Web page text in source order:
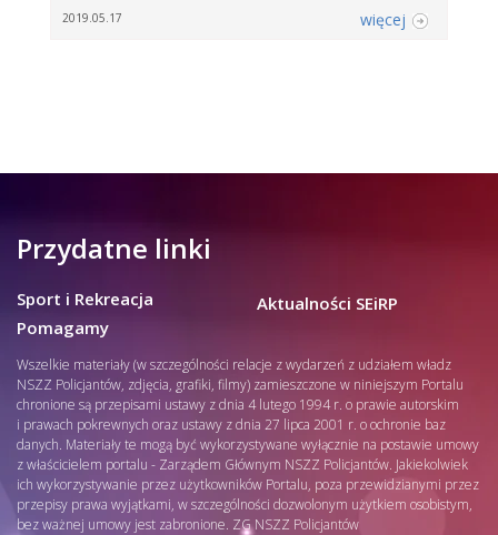
2019.05.17 więcej
Przydatne linki
Sport i Rekreacja
Pomagamy
Aktualności SEiRP
Wszelkie materiały (w szczególności relacje z wydarzeń z udziałem władz
NSZZ Policjantów, zdjęcia, grafiki, filmy) zamieszczone w niniejszym Portalu
chronione są przepisami ustawy z dnia 4 lutego 1994 r. o prawie autorskim
i prawach pokrewnych oraz ustawy z dnia 27 lipca 2001 r. o ochronie baz
danych. Materiały te mogą być wykorzystywane wyłącznie na postawie umowy
z właścicielem portalu - Zarządem Głównym NSZZ Policjantów. Jakiekolwiek
ich wykorzystywanie przez użytkowników Portalu, poza przewidzianymi przez
przepisy prawa wyjątkami, w szczególności dozwolonym użytkiem osobistym,
bez ważnej umowy jest zabronione. ZG NSZZ Policjantów